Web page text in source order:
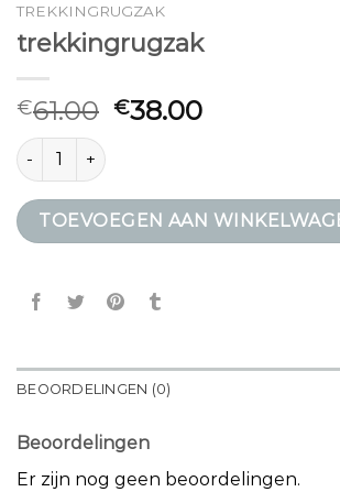
TREKKINGRUGZAK
trekkingrugzak
€61.00 €38.00
trekkingrugzak aantal
TOEVOEGEN AAN
BEOORDELINGEN (0)
Beoordelingen
Er zijn nog geen beoordelingen.